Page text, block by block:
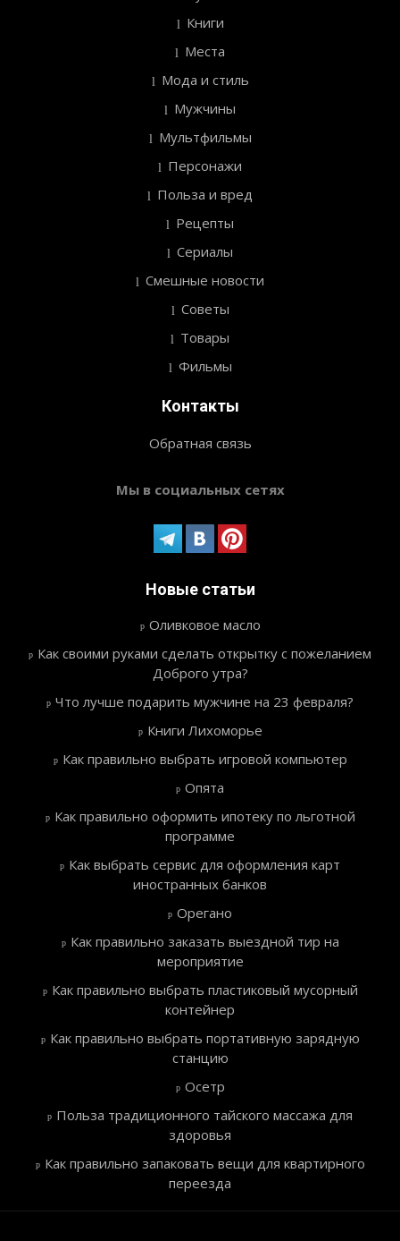
Книги
Места
Мода и стиль
Мужчины
Мультфильмы
Персонажи
Польза и вред
Рецепты
Сериалы
Смешные новости
Советы
Товары
Фильмы
Контакты
Обратная связь
Мы в социальных сетях
Новые статьи
Оливковое масло
Как своими руками сделать открытку с пожеланием
Доброго утра?
Что лучше подарить мужчине на 23 февраля?
Книги Лихоморье
Как правильно выбрать игровой компьютер
Опята
Как правильно оформить ипотеку по льготной
программе
Как выбрать сервис для оформления карт
иностранных банков
Орегано
Как правильно заказать выездной тир на
мероприятие
Как правильно выбрать пластиковый мусорный
контейнер
Как правильно выбрать портативную зарядную
станцию
Осетр
Польза традиционного тайского массажа для
здоровья
Как правильно запаковать вещи для квартирного
переезда